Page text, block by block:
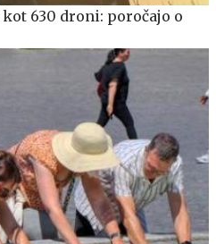
630 droni: poročajo o